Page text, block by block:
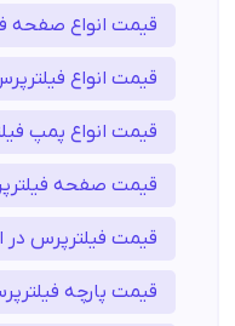
قیمت انواع صفحه
قیمت انواع
قیمت انواع پمپ
قیمت صفحه
قیمت فیلترپرس
قیمت پارچه